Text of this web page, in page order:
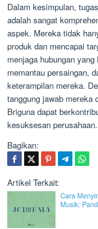
Dalam kesimpulan,
adalah sangat
aspek. Mereka tidak
produk dan mencapai
menjaga hubungan
memantau persaingan,
keterampilan mereka.
tanggung jawab mereka
Briguna dapat
kesuksesan perusahaan.
Bagikan:
Artikel Terkait:
Cara
Musik: